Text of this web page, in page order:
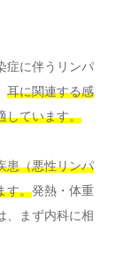
症に伴うリンパ
耳に関連する感
しています。
患（悪性リンパ
す。発熱・体重
、まず内科に相